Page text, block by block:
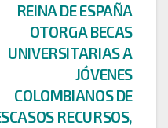
REINA DE ESPAÑA
OTORGA BECAS
UNIVERSITARIAS A
JÓVENES
COLOMBIANOS DE
RECURSOS,